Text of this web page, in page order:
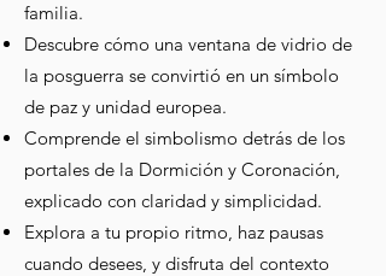
familia.
Descubre cómo una ventana de vidrio de
la posguerra se convirtió en un símbolo
de paz y unidad europea.
Comprende el simbolismo detrás de los
portales de la Dormición y Coronación,
explicado con claridad y simplicidad.
Explora a tu propio ritmo, haz pausas
cuando desees, y disfruta del contexto